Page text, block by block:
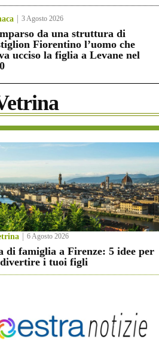
3 Agosto 2026
da una struttura di
Fiorentino l’uomo che
ucciso la figlia a Levane nel
6 Agosto 2026
di famiglia a Firenze: 5 idee per
i tuoi figli